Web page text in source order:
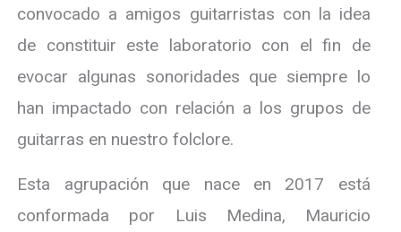
convocado a amigos guitarristas con la idea
de constituir este laboratorio con el fin de
evocar algunas sonoridades que siempre lo
han impactado con relación a los grupos de
guitarras en nuestro folclore.
Esta agrupación que nace en 2017 está
conformada por Luis Medina, Mauricio